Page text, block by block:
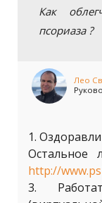
Как
псориаза ?
Лео
1.
Остальное
http://
3.